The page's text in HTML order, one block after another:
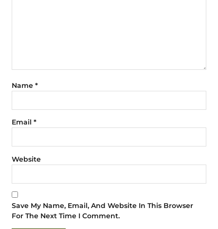
Name *
Email *
Website
Save My Name, Email, And Website In This Browser
For The Next Time I Comment.